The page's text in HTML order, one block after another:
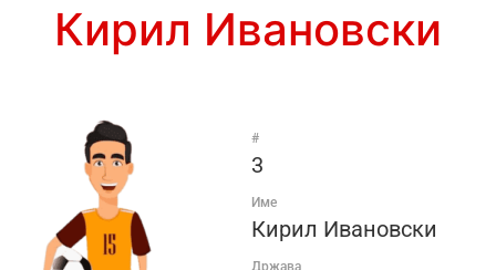
Кирил Ивановски
#
3
Име
Кирил Ивановски
Држава